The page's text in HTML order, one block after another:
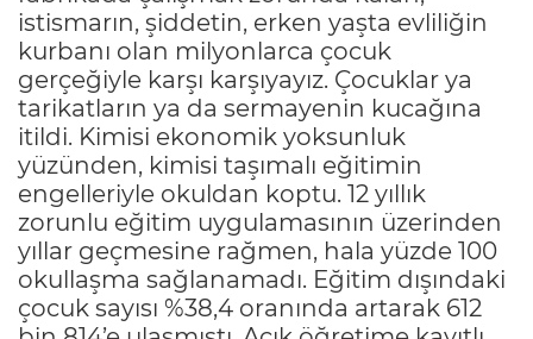
istismarın, şiddetin, erken yaşta evliliğin
kurbanı olan milyonlarca çocuk
gerçeğiyle karşı karşıyayız. Çocuklar ya
tarikatların ya da sermayenin kucağına
itildi. Kimisi ekonomik yoksunluk
yüzünden, kimisi taşımalı eğitimin
engelleriyle okuldan koptu. 12 yıllık
zorunlu eğitim uygulamasının üzerinden
yıllar geçmesine rağmen, hala yüzde 100
okullaşma sağlanamadı. Eğitim dışındaki
çocuk sayısı %38,4 oranında artarak 612